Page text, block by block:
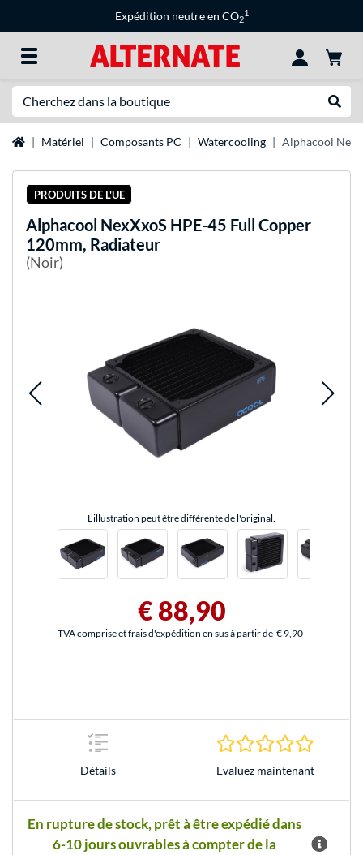
Expédition neutre en CO2
1
Page d'accueil
Matériel Composants PC Watercooling Alphacool
PRODUITS DE L'UE
Alphacool NexXxoS HPE-45 Full Copper
120mm, Radiateur
(Noir)
L'illustration peut être différente de l'original.
€ 88,90
TVA comprise et frais d'expédition en sus à partir de € 9,90
Détails Evaluez maintenant
En rupture de stock, prêt à être expédié dans
6-10 jours ouvrables à compter de la